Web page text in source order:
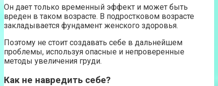
Он дает только временный эффект и может быть
вреден в таком возрасте. В подростковом возрасте
закладывается фундамент женского здоровья.
Поэтому не стоит создавать себе в дальнейшем
проблемы, используя опасные и непроверенные
методы увеличения груди.
Как не навредить себе?